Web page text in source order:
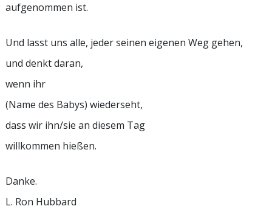
aufgenommen ist.
Und lasst uns alle, jeder seinen eigenen Weg gehen,
und denkt daran,
wenn ihr
(Name des Babys) wiederseht,
dass wir ihn/sie an diesem Tag
willkommen hießen.
Danke.
L. Ron Hubbard